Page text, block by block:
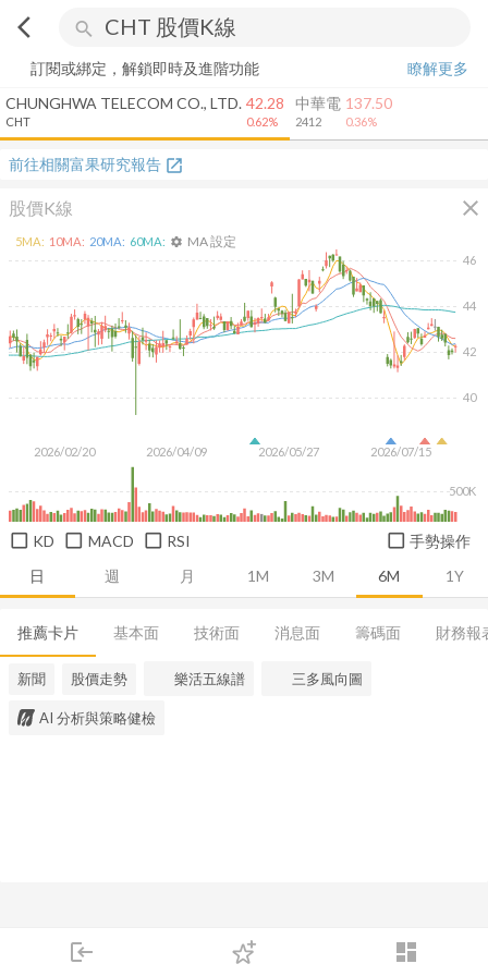
arrow_back_ios search
login dashboard
下單
訂閱或綁定，解鎖即時及進階功能
瞭解更多
CHUNGHWA TELECOM CO., LTD.
CHT
42.28
0.62%
中華電
2412
137.50
0.36%
前往相關富果研究報告 open_in_new
股價K線 close
日 週 月 1M 3M 6M 1Y
2026/02/20 2026/04/09 2026/05/27 2026/07/15
40
42
44
46
500K
5MA: 10MA: 20MA: 60MA: settings MA 設定
KD MACD RSI 手勢操作
推薦卡片 基本面 技術面 消息面 籌碼面 財務報
新聞 股價走勢 樂活五線譜 三多風向圖
AI 分析與策略健檢